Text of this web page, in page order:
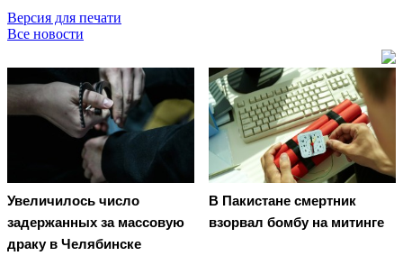
Версия для печати
Все новости
Увеличилось число
задержанных за массовую
драку в Челябинске
В Пакистане смертник
взорвал бомбу на митинге